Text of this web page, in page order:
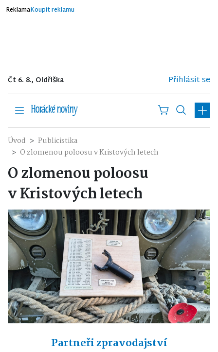
ReklamaKoupit reklamu
Čt 6. 8., Oldřiška Přihlásit se
Úvod
Publicistika
O zlomenou poloosu v Kristových letech
O zlomenou poloosu
v Kristových letech
Partneři zpravodajství